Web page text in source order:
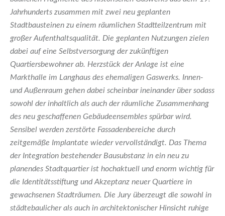
Jahrhunderts zusammen mit zwei neu geplanten
Stadtbausteinen zu einem räumlichen Stadtteilzentrum mit
großer Aufenthaltsqualität. Die geplanten Nutzungen zielen
dabei auf eine Selbstversorgung der zukünftigen
Quartiersbewohner ab. Herzstück der Anlage ist eine
Markthalle im Langhaus des ehemaligen Gaswerks. Innen-
und Außenraum gehen dabei scheinbar ineinander über sodass
sowohl der inhaltlich als auch der räumliche Zusammenhang
des neu geschaffenen Gebäudeensembles spürbar wird.
Sensibel werden zerstörte Fassadenbereiche durch
zeitgemäße Implantate wieder vervollständigt. Das Thema
der Integration bestehender Bausubstanz in ein neu zu
planendes Stadtquartier ist hochaktuell und enorm wichtig für
die Identitätsstiftung und Akzeptanz neuer Quartiere in
gewachsenen Stadträumen. Die Jury überzeugt die sowohl in
städtebaulicher als auch in architektonischer Hinsicht ruhige